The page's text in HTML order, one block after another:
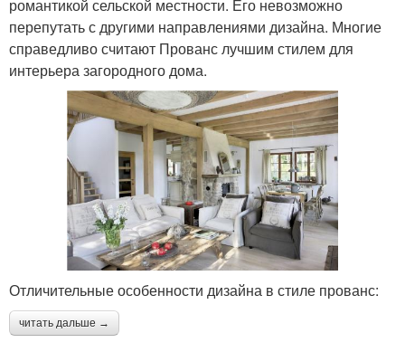
романтикой сельской местности. Его невозможно
перепутать с другими направлениями дизайна. Многие
справедливо считают Прованс лучшим стилем для
интерьера загородного дома.
Отличительные особенности дизайна в стиле прованс:
читать дальше →